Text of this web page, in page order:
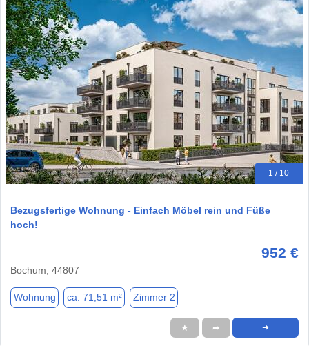
1 / 10
Bezugsfertige Wohnung - Einfach Möbel rein und Füße
hoch!
952 €
Bochum, 44807
Wohnung ca. 71,51 m² Zimmer 2
★ ➦ ➜